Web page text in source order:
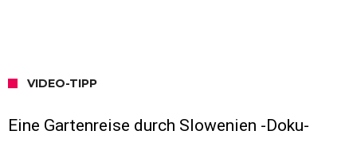
VIDEO-TIPP
Eine Gartenreise durch Slowenien -Doku-